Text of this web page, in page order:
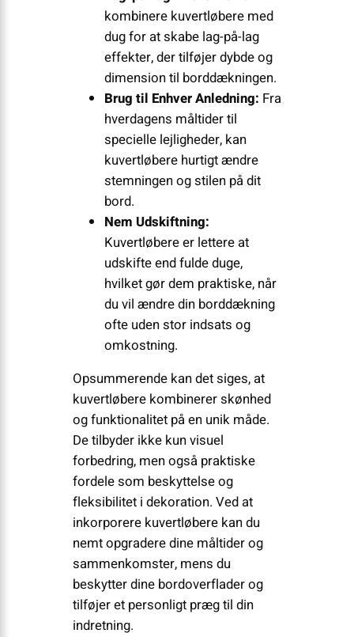
kombinere kuvertløbere med
dug for at skabe lag-på-lag
effekter, der tilføjer dybde og
dimension til borddækningen.
Brug til Enhver Anledning: Fra
hverdagens måltider til
specielle lejligheder, kan
kuvertløbere hurtigt ændre
stemningen og stilen på dit
bord.
Nem Udskiftning:
Kuvertløbere er lettere at
udskifte end fulde duge,
hvilket gør dem praktiske, når
du vil ændre din borddækning
ofte uden stor indsats og
omkostning.
Opsummerende kan det siges, at
kuvertløbere kombinerer skønhed
og funktionalitet på en unik måde.
De tilbyder ikke kun visuel
forbedring, men også praktiske
fordele som beskyttelse og
fleksibilitet i dekoration. Ved at
inkorporere kuvertløbere kan du
nemt opgradere dine måltider og
sammenkomster, mens du
beskytter dine bordoverflader og
tilføjer et personligt præg til din
indretning.